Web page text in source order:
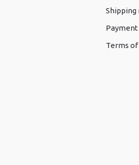
Shipping
Terms of